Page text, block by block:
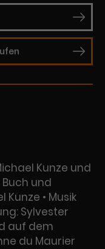
Kunze und
Buch und
Kunze • Musik
Sylvester
auf dem
du Maurier